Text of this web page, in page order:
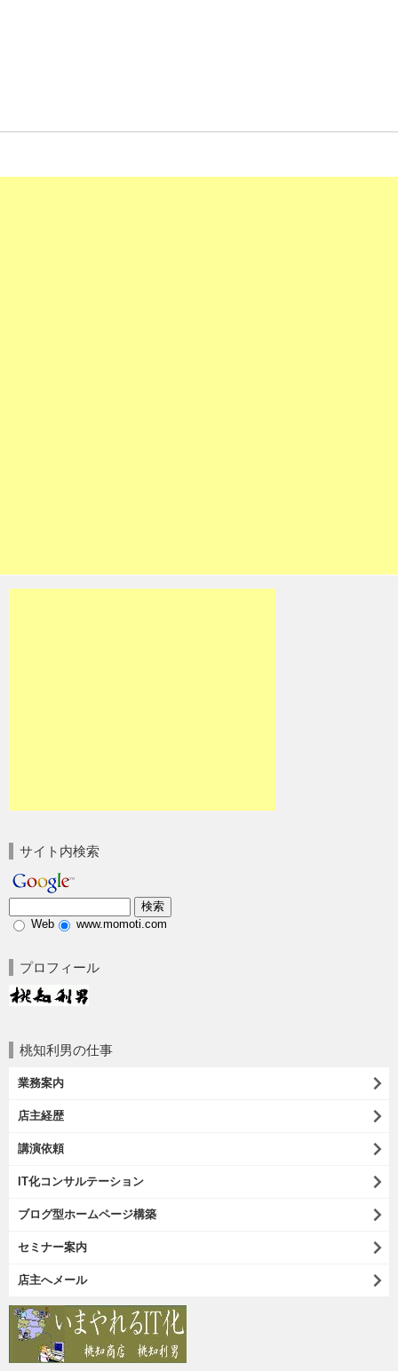
サイト内検索
Web www.momoti.com
プロフィール
桃知利男の仕事
業務案内
店主経歴
講演依頼
IT化コンサルテーション
ブログ型ホームページ構築
セミナー案内
店主へメール